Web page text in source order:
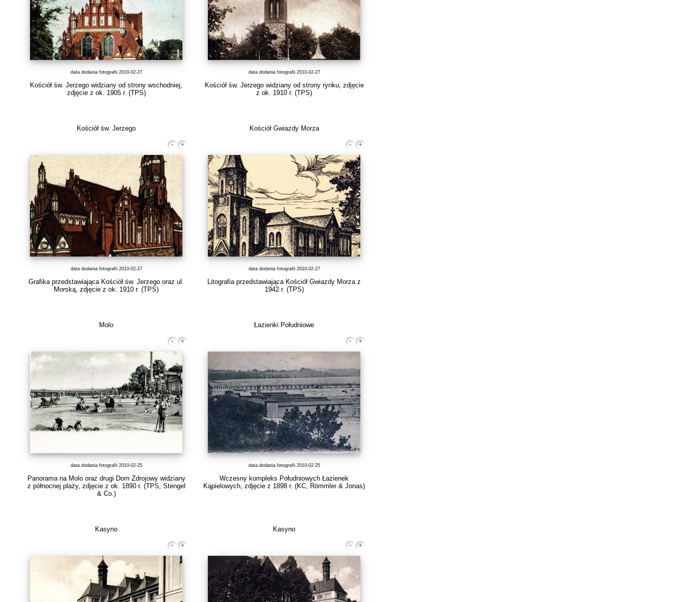
data dodania fotografii 2010-02-27
Kościół św. Jerzego widziany od strony wschodniej,
zdjęcie z ok. 1905 r. (TPS)
data dodania fotografii 2010-02-27
Kościół św. Jerzego widziany od strony rynku, zdjęcie
z ok. 1910 r. (TPS)
Kościół św. Jerzego
data dodania fotografii 2010-02-27
Grafika przedstawiająca Kościół św. Jerzego oraz ul.
Morską, zdjęcie z ok. 1910 r. (TPS)
Kościół Gwiazdy Morza
data dodania fotografii 2010-02-27
Litografia przedstawiająca Kościół Gwiazdy Morza z
1942 r. (TPS)
Molo
data dodania fotografii 2010-02-25
Panorama na Molo oraz drugi Dom Zdrojowy widziany
z północnej plaży, zdjęcie z ok. 1890 r. (TPS, Stengel
& Co.)
Łazienki Południowe
data dodania fotografii 2010-02-25
Wczesny kompleks Południowych Łazienek
Kąpielowych, zdjęcie z 1898 r. (KC, Römmler & Jonas)
Kasyno Kasyno